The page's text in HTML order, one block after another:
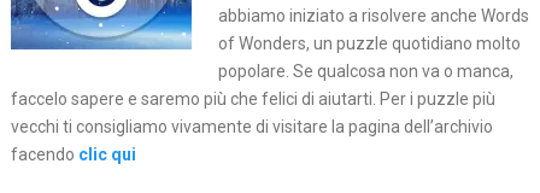
abbiamo iniziato a risolvere anche Words
of Wonders, un puzzle quotidiano molto
popolare. Se qualcosa non va o manca,
faccelo sapere e saremo più che felici di aiutarti. Per i puzzle più
vecchi ti consigliamo vivamente di visitare la pagina dell’archivio
facendo clic qui